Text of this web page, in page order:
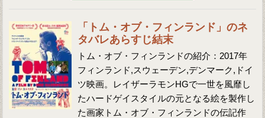
「トム・オブ・フィンランド」のネ
タバレあらすじ結末
トム・オブ・フィンランドの紹介：2017年
フィンランド,スウェーデン,デンマーク,ドイ
ツ映画。レイザーラモンHGで一世を風靡し
たハードゲイスタイルの元となる絵を製作し
た画家トム・オブ・フィンランドの伝記作